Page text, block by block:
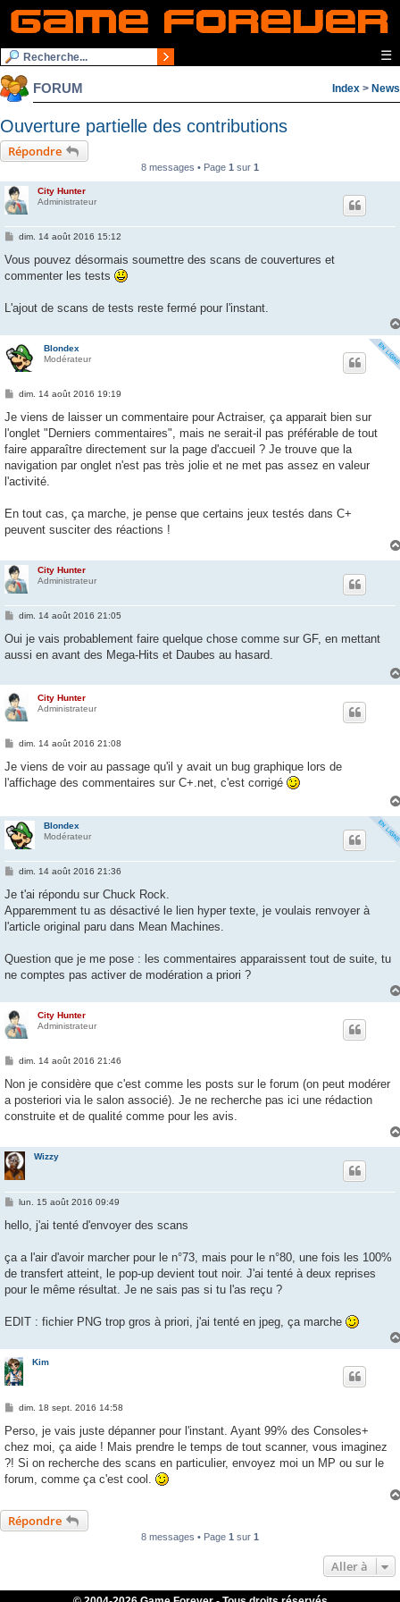
☰
FORUM Index > News
Ouverture partielle des contributions
Répondre
8 messages • Page 1 sur 1
City Hunter
Administrateur
M
s
a
dim. 14 août 2016 15:12
Vous pouvez désormais soumettre des scans de couvertures et
commenter les tests
L'ajout de scans de tests reste fermé pour l'instant.
Blondex
Modérateur
M
s
a
g
dim. 14 août 2016 19:19
Je viens de laisser un commentaire pour Actraiser, ça apparait bien sur
l'onglet "Derniers commentaires", mais ne serait-il pas préférable de tout
faire apparaître directement sur la page d'accueil ? Je trouve que la
navigation par onglet n'est pas très jolie et ne met pas assez en valeur
l'activité.
En tout cas, ça marche, je pense que certains jeux testés dans C+
peuvent susciter des réactions !
City Hunter
Administrateur
M
s
a
dim. 14 août 2016 21:05
Oui je vais probablement faire quelque chose comme sur GF, en mettant
aussi en avant des Mega-Hits et Daubes au hasard.
City Hunter
Administrateur
M
s
a
dim. 14 août 2016 21:08
Je viens de voir au passage qu'il y avait un bug graphique lors de
l'affichage des commentaires sur C+.net, c'est corrigé
Blondex
Modérateur
M
s
a
g
dim. 14 août 2016 21:36
Je t'ai répondu sur Chuck Rock.
Apparemment tu as désactivé le lien hyper texte, je voulais renvoyer à
l'article original paru dans Mean Machines.
Question que je me pose : les commentaires apparaissent tout de suite, tu
ne comptes pas activer de modération a priori ?
City Hunter
Administrateur
M
s
a
g
dim. 14 août 2016 21:46
Non je considère que c'est comme les posts sur le forum (on peut modérer
a posteriori via le salon associé). Je ne recherche pas ici une rédaction
construite et de qualité comme pour les avis.
Wizzy
M
s
g
lun. 15 août 2016 09:49
hello, j'ai tenté d'envoyer des scans
ça a l'air d'avoir marcher pour le n°73, mais pour le n°80, une fois les 100%
de transfert atteint, le pop-up devient tout noir. J'ai tenté à deux reprises
pour le même résultat. Je ne sais pas si tu l'as reçu ?
EDIT : fichier PNG trop gros à priori, j'ai tenté en jpeg, ça marche
Kim
M
s
a
g
dim. 18 sept. 2016 14:58
Perso, je vais juste dépanner pour l'instant. Ayant 99% des Consoles+
chez moi, ça aide ! Mais prendre le temps de tout scanner, vous imaginez
?! Si on recherche des scans en particulier, envoyez moi un MP ou sur le
forum, comme ça c'est cool.
Répondre
8 messages • Page 1 sur 1
Aller à